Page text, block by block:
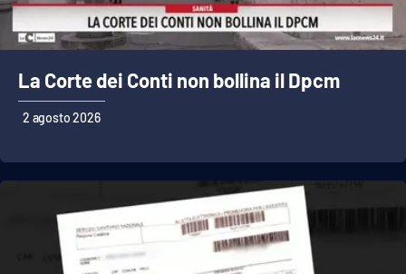
Lacitymag.it
Ilreggino.it
Catanzarochannel.it
La Corte dei Conti non bollina il Dpcm
2 agosto 2026